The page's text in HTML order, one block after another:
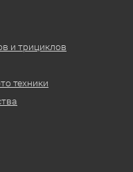
и трициклов
техники